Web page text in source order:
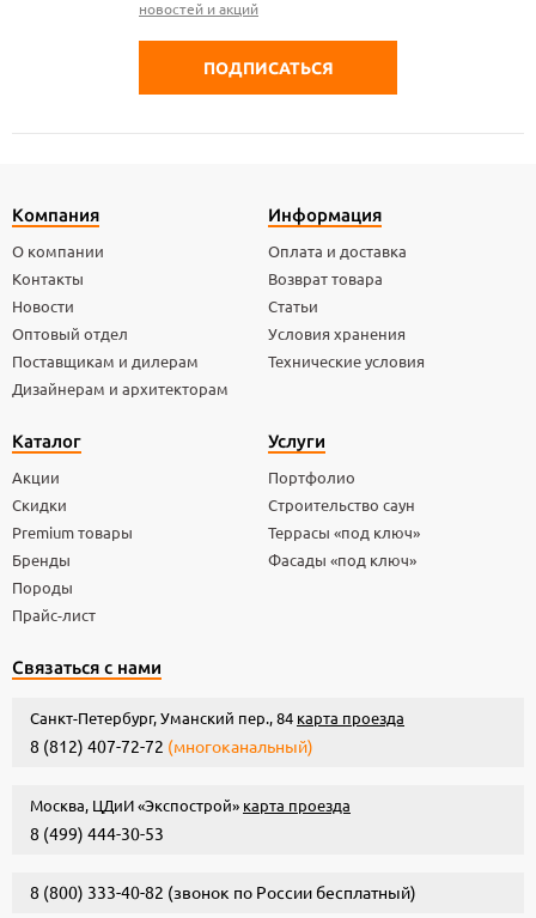
новостей и акций
Компания
О компании
Контакты
Новости
Оптовый отдел
Поставщикам и дилерам
Дизайнерам и архитекторам
Информация
Оплата и доставка
Возврат товара
Статьи
Условия хранения
Технические условия
Каталог
Акции
Скидки
Premium товары
Бренды
Породы
Прайс-лист
Услуги
Портфолио
Строительство саун
Террасы «под ключ»
Фасады «под ключ»
Связаться с нами
Санкт-Петербург, Уманский пер., 84 карта проезда
8 (812) 407-72-72 (многоканальный)
Москва, ЦДиИ «Экспострой» карта проезда
8 (499) 444-30-53
8 (800) 333-40-82 (звонок по России бесплатный)